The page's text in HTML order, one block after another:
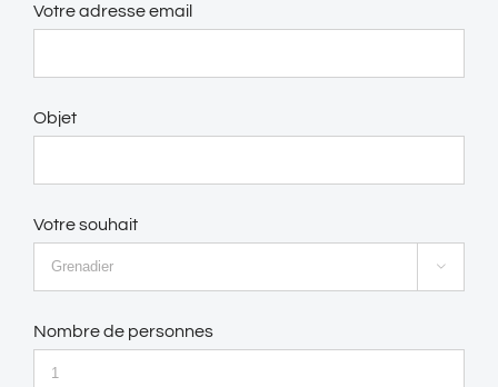
Votre adresse email
Objet
Votre souhait

Nombre de personnes